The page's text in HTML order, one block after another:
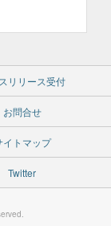
リリース受付
お問合せ
イトマップ
Twitter